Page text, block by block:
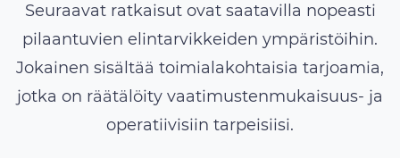
Seuraavat ratkaisut ovat saatavilla nopeasti
pilaantuvien elintarvikkeiden ympäristöihin.
Jokainen sisältää toimialakohtaisia tarjoamia,
jotka on räätälöity vaatimustenmukaisuus- ja
operatiivisiin tarpeisiisi.